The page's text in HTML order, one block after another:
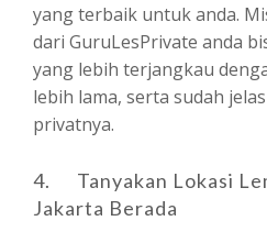
yang terbaik untuk anda.
dari GuruLesPrivate anda
yang lebih terjangkau
lebih lama, serta sudah
privatnya.
4. Tanyakan Lokasi
Jakarta Berada